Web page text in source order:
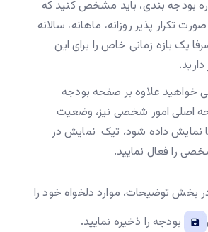
بودجه بندی، باید مشخص کنید که
تکرار پذیر روزانه، ماهانه، سالانه
یک بازه زمانی خاص را برای این
خواهید علاوه بر صفحه بودجه
اصلی امور شخصی نیز، وضعیت
نمایش داده شود، تیک نمایش در
را فعال نمایید.
بخش توضیحات، موارد دلخواه خود را
بودجه را ذخیره نمایید.